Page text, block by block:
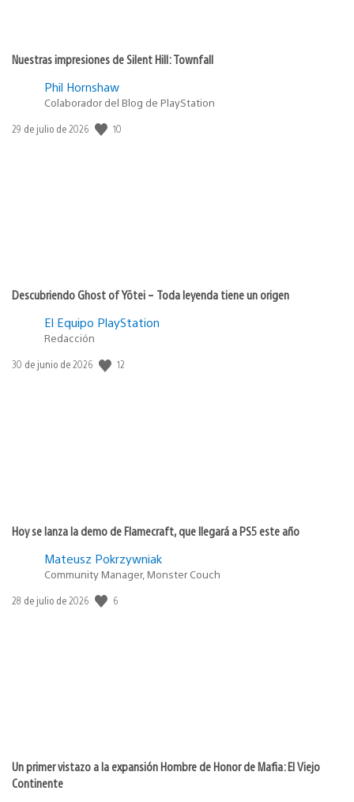
Nuestras impresiones de Silent Hill: Townfall
Phil Hornshaw
Colaborador del Blog de PlayStation
Fecha
29 de julio de 2026 10
Descubriendo Ghost of Yōtei – Toda leyenda tiene un origen
El Equipo PlayStation
Redacción
Fecha
30 de junio de 2026 12
Hoy se lanza la demo de Flamecraft, que llegará a PS5 este año
Mateusz Pokrzywniak
Community Manager, Monster Couch
Fecha
28 de julio de 2026 6
Un primer vistazo a la expansión Hombre de Honor de Mafia: El Viejo
Continente